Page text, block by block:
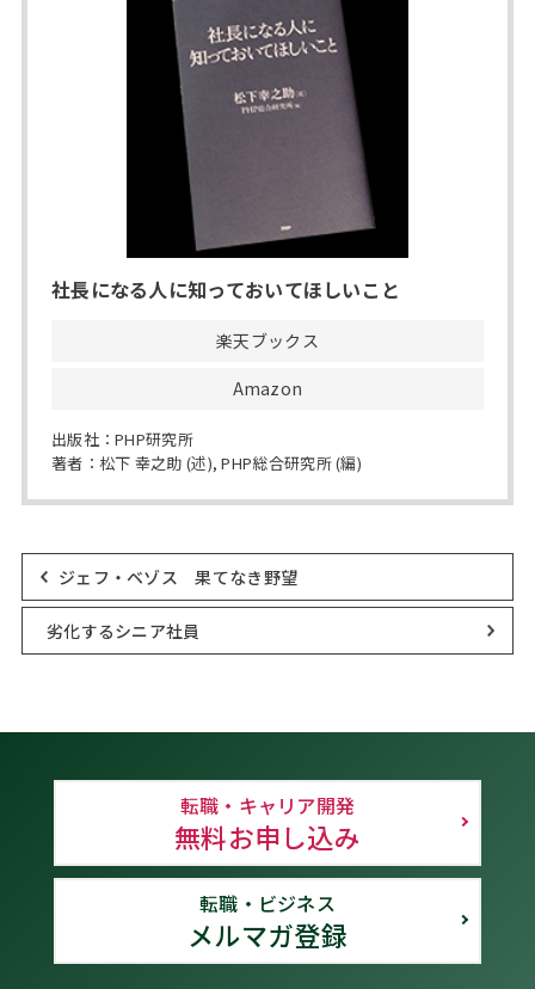
社長になる人に知っておいてほしいこと
楽天ブックス
Amazon
出版社：PHP研究所
著者：松下 幸之助 (述), PHP総合研究所 (編)
ジェフ・ベゾス 果てなき野望
劣化するシニア社員
転職・キャリア開発
無料お申し込み
転職・ビジネス
メルマガ登録